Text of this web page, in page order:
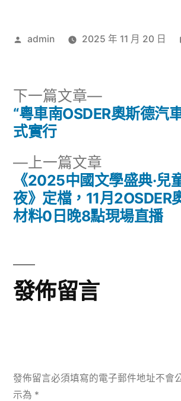
作
admin 2025 年 11 月 20 日
文
導
覽
上一篇文章
一
篇
文
《2025中國文學盛典·兒
夜》定檔，11月2OSDER
材料0日晚8點現場直播
下一篇文章
下
一
“粵車南OSDER奧斯德汽
式實行
發佈留言
發佈留言必須填寫的電子郵件地址不會
示為 *